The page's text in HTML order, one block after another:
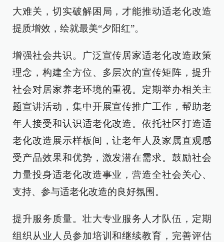
大难关，切实破解困局，才能推动适老化改造
提质增效，绘就最美“夕阳红”。
增强社会共识。广泛宣传居家适老化改造政策
理念，构建全方位、多层次的宣传矩阵，提升
社会对居家养老环境的重视。定期举办相关主
题宣讲活动，集中开展宣传推广工作，帮助老
年人接受和认识适老化改造。依托社区打造适
老化改造展示样板间，让老年人及家属直观感
受产品效果和优势，激发潜在需求。鼓励社会
力量投身适老化改造事业，营造全社会关心、
支持、参与适老化改造的良好氛围。
提升服务质量。壮大专业服务人才队伍，定期
组织从业人员参加培训和继续教育，完善评估